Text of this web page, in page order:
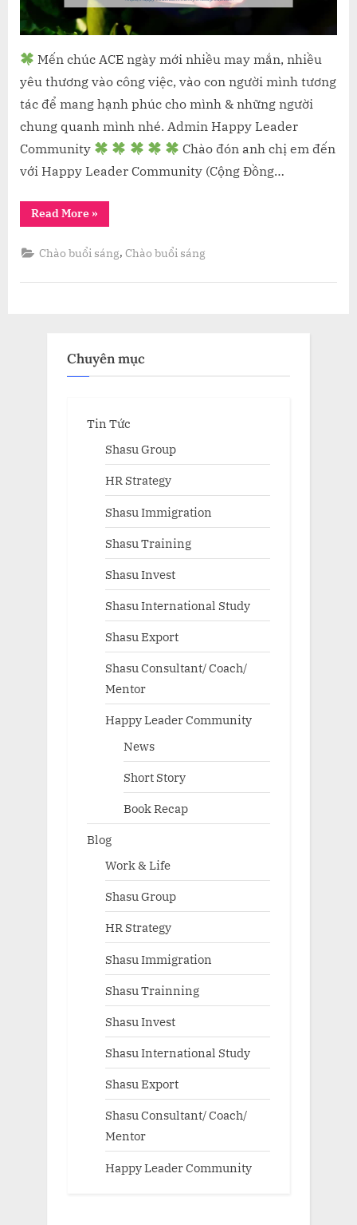
Mến chúc ACE ngày mới nhiều may mắn, nhiều
yêu thương vào công việc, vào con người mình tương
tác để mang hạnh phúc cho mình & những người
chung quanh mình nhé. Admin Happy Leader
Community
Chào đón anh chị em đến
với Happy Leader Community (Cộng Đồng…
Read More“Chào
buổi
from
Happy
Community”
»
Chào buổi sáng,Chào buổi sáng
Chuyên mục
Tin Tức
Shasu Group
HR Strategy
Shasu Immigration
Shasu Training
Shasu Invest
Shasu International Study
Shasu Export
Shasu Consultant/ Coach/
Mentor
Happy Leader Community
News
Short Story
Book Recap
Blog
Work & Life
Shasu Group
HR Strategy
Shasu Immigration
Shasu Trainning
Shasu Invest
Shasu International Study
Shasu Export
Shasu Consultant/ Coach/
Mentor
Happy Leader Community